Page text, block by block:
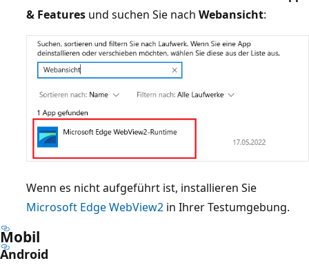
& Features und suchen Sie nach Webansicht:
Wenn es nicht aufgeführt ist, installieren Sie
Microsoft Edge WebView2 in Ihrer Testumgebung.
Mobil
Android